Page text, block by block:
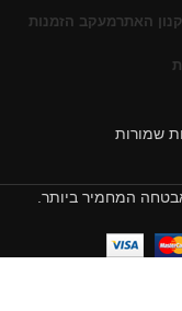
האתרמעקב הזמנות
המחמיר ביותר.